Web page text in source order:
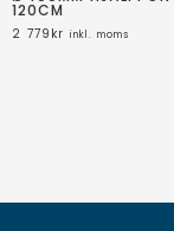
120CM
2 779 kr inkl. moms